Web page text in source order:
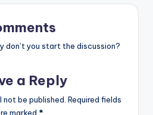
don’t you start the discussion?
a Reply
be published. Required fields
marked *